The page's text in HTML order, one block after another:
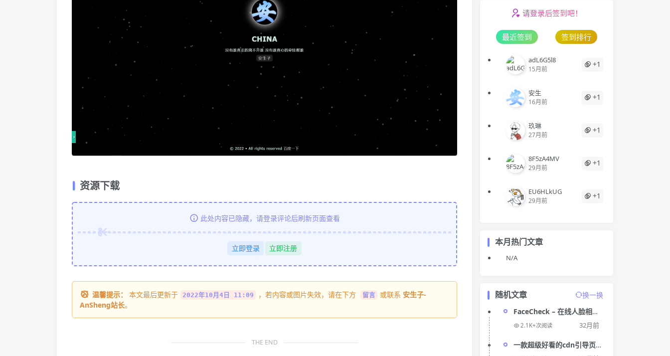
资源下载
此处内容已隐藏，请登录评论后刷新页面查看
立即登录 立即注册
温馨提示： 本文最后更新于 2022年10月4日 11:09 ，若内容或图片失效，请在下方 留言 或联系 安生子-
AnSheng站长。
THE END
请登录后签到吧！
最近签到 签到排行
adL6G5l8
15月前
+1
安生
16月前
+1
玖琳
27月前
+1
8F5zA4MV
29月前
+1
EU6HLkUG
29月前
+1
本月热门文章
N/A
随机文章
换一换
FaceCheck – 在线人脸相关
信息搜索网站
2.1K+次阅读 32月前
一款超级好看的cdn引导页随